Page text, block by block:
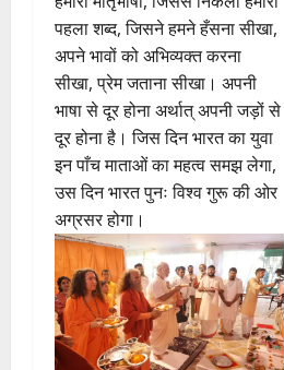
पहला शब्द, जिसने हमने हँसना सीखा,
अपने भावों को अभिव्यक्त करना
सीखा, प्रेम जताना सीखा। अपनी
भाषा से दूर होना अर्थात् अपनी जड़ों से
दूर होना है। जिस दिन भारत का युवा
इन पाँच माताओं का महत्व समझ लेगा,
उस दिन भारत पुनः विश्व गुरू की ओर
अग्रसर होगा।